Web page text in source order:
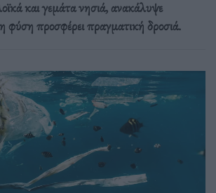
και γεμάτα νησιά, ανακάλυψε
φύση προσφέρει πραγματική δροσιά.